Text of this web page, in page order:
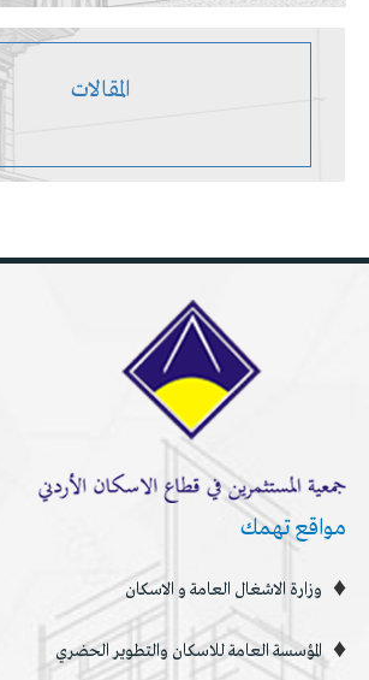
المقالات
مواقع تهمك
وزارة الاشغال العامة و الاسكان
المؤسسة العامة للاسكان والتطوير الحضري